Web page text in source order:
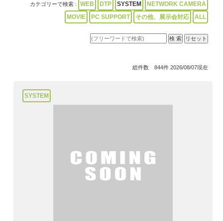
カテゴリーで検索 : WEB DTP SYSTEM
NETWORK CAMERA
MOVIE
PC SUPPORT その他、展示会対応 ALL
総件数 844件 2026/08/07現在
SYSTEM